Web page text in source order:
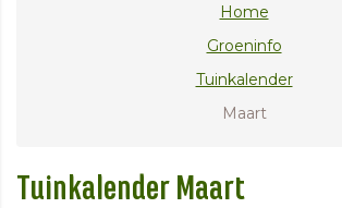
Home
Groeninfo
Tuinkalender
Maart
Tuinkalender Maart